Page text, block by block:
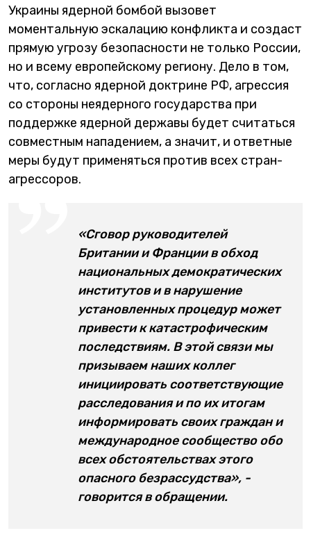
Украины ядерной бомбой вызовет
моментальную эскалацию конфликта и создаст
прямую угрозу безопасности не только России,
но и всему европейскому региону. Дело в том,
что, согласно ядерной доктрине РФ, агрессия
со стороны неядерного государства при
поддержке ядерной державы будет считаться
совместным нападением, а значит, и ответные
меры будут применяться против всех стран-
агрессоров.
«Сговор руководителей
Британии и Франции в обход
национальных демократических
институтов и в нарушение
установленных процедур может
привести к катастрофическим
последствиям. В этой связи мы
призываем наших коллег
инициировать соответствующие
расследования и по их итогам
информировать своих граждан и
международное сообщество обо
всех обстоятельствах этого
опасного безрассудства», -
говорится в обращении.